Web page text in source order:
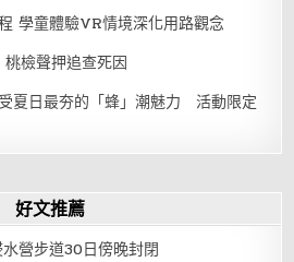
學童體驗VR情境深化用路觀念
檢聲押追查死因
夏日最夯的「蜂」潮魅力 活動限定
好文推薦
營步道30日傍晚封閉